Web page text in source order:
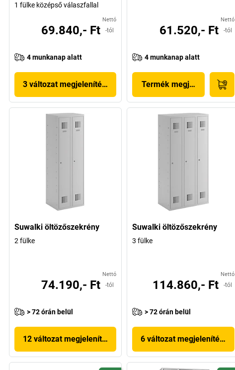
1 fülke középső válaszfallal
Nettó
69.840,- Ft -tól
4 munkanap alatt
3 változat megjelenítése
Nettó
61.520,- Ft -tól
4 munkanap alatt
Termék megjelenítése
Suwalki öltözőszekrény
2 fülke
Nettó
74.190,- Ft -tól
> 72 órán belül
12 változat megjelenítése
Suwalki öltözőszekrény
3 fülke
Nettó
114.860,- Ft -tól
> 72 órán belül
6 változat megjelenítése